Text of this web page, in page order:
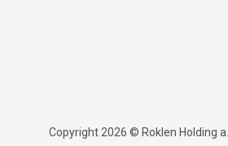
Copyright 2026 © Roklen Holding